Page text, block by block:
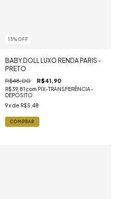
13% OFF
BABY DOLL LUXO RENDA PARIS -
PRETO
R$48,00 R$41,90
R$39,81 com PIX-TRANSFERÊNCIA-
DEPÓSITO
9x de R$5,48
COMPRAR